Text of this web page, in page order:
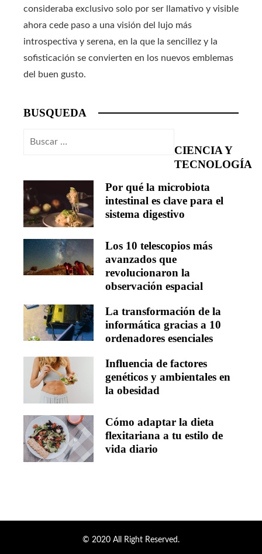
consideraba exclusivo solo por ser llamativo y visible
ahora cede paso a una visión del lujo más
introspectiva y serena, en la que la sencillez y la
sofisticación se convierten en los nuevos emblemas
del buen gusto.
BUSQUEDA
Buscar:
CIENCIA Y
TECNOLOGÍA
Por qué la microbiota
intestinal es clave para el
sistema digestivo
Los 10 telescopios más
avanzados que
revolucionaron la
observación espacial
La transformación de la
informática gracias a 10
ordenadores esenciales
Influencia de factores
genéticos y ambientales en
la obesidad
Cómo adaptar la dieta
flexitariana a tu estilo de
vida diario
© 2020 All Right Reserved.